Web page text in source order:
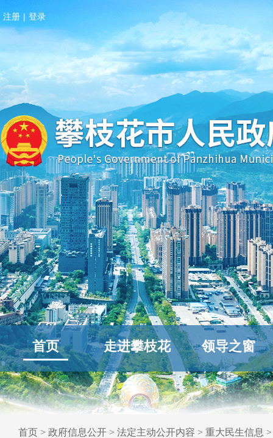
注册 | 登录
首页 走进攀枝花 领导之窗
首页 > 政府信息公开 > 法定主动公开内容 > 重大民生信息